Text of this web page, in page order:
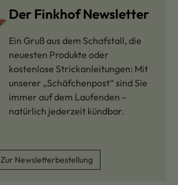
Der Finkhof Newsletter
Ein Gruß aus dem Schafstall, die
neuesten Produkte oder
kostenlose Strickanleitungen: Mit
unserer „Schäfchenpost“ sind Sie
immer auf dem Laufenden –
natürlich jederzeit kündbar.
Zur Newsletterbestellung